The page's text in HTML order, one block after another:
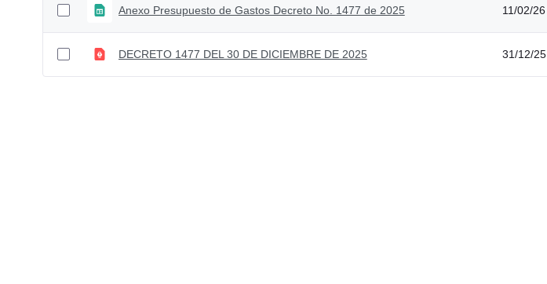
Anexo Presupuesto de Gastos Decreto No. 1477 de 2025 11/02/26
DECRETO 1477 DEL 30 DE DICIEMBRE DE 2025 31/12/25